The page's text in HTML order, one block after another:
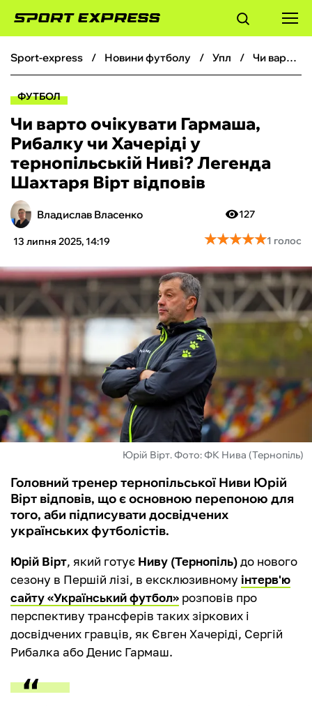
ФУТБОЛ
БОКС
ХОКЕЙ
ТЕНІС
КІБЕРСПОРТ
ЧС-2026
ФУТЗАЛ
ІНШІ
БУКМЕКЕРИ
sport-express новини футболу упл Чи варто очікувати Гармаша, Рибалку чи Хачеріді у тернопільській Ниві? Легенда Шахтаря Вірт відповів
ФУТБОЛ
Чи варто очікувати Гармаша,
Рибалку чи Хачеріді у
тернопільській Ниві? Легенда
Шахтаря Вірт відповів
Владислав Власенко
13 липня 2025, 14:19
127
★★★★★
★★★★★1 голос
Юрій Вірт. Фото: ФК Нива (Тернопіль)
Головний тренер тернопільської Ниви Юрій
Вірт відповів, що є основною перепоною для
того, аби підписувати досвідчених
українських футболістів.
Юрій Вірт, який готує Ниву (Тернопіль)до нового
сезону в Першій лізі, в ексклюзивному інтерв'ю
сайту «Український футбол» розповів про
перспективу трансферів таких зіркових і
досвідчених гравців, як Євген Хачеріді, Сергій
Рибалка або Денис Гармаш.